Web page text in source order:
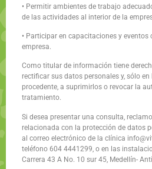
• Permitir ambientes de trabajo
de las actividades al interior de la
• Participar en capacitaciones y eventos
empresa.
Como titular de información tiene
rectificar sus datos personales y, sólo en
procedente, a suprimirlos o revocar la
tratamiento.
Si desea presentar una consulta,
relacionada con la protección de datos
al correo electrónico de la clínica
teléfono 604 4441299, o en las
Carrera 43 A No. 10 sur 45, Medellín-